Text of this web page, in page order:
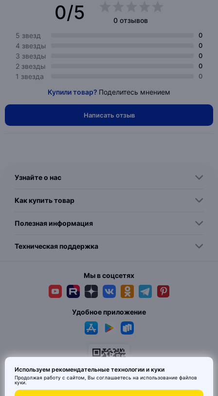
0/5
0 отзывов
5 звезд
0
4 звезды 0
3 звезды 0
2 звезды 0
1 звезда 0
Купили товар? Поделитесь мнением
Написать отзыв
Узнайте о нас
Как купить товар
Полезная информация
Техническая поддержка
Мы в соцсетях
Удобное приложение
Используем рекомендательные технологии и куки
Продолжая работу с сайтом, Вы соглашаетесь на использование файлов
куки.